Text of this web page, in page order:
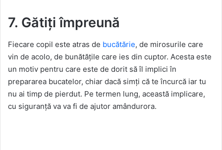
7. Gătiți împreună
Fiecare copil este atras de bucătărie, de mirosurile care
vin de acolo, de bunătățile care ies din cuptor. Acesta este
un motiv pentru care este de dorit să îl implici în
prepararea bucatelor, chiar dacă simți că te încurcă iar tu
nu ai timp de pierdut. Pe termen lung, această implicare,
cu siguranță va va fi de ajutor amândurora.